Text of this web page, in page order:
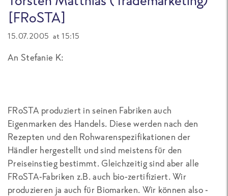
[FRoSTA]
15.07.2005 at 15:15
An Stefanie K:
FRoSTA produziert in seinen Fabriken auch
Eigenmarken des Handels. Diese werden nach den
Rezepten und den Rohwarenspezifikationen der
Händler hergestellt und sind meistens für den
Preiseinstieg bestimmt. Gleichzeitig sind aber alle
FRoSTA-Fabriken z.B. auch bio-zertifiziert. Wir
produzieren ja auch für Biomarken. Wir können also -